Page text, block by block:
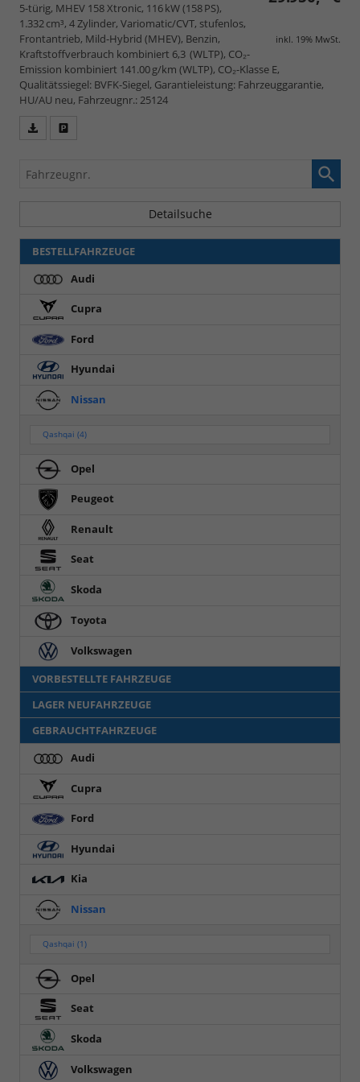
inkl. 19% MwSt.
5-türig, MHEV 158 Xtronic, 116 kW (158 PS),
1.332 cm³, 4 Zylinder, Variomatic/CVT, stufenlos,
Frontantrieb, Mild-Hybrid (MHEV), Benzin,
Kraftstoffverbrauch kombiniert 6,3 (WLTP), CO₂-
Emission kombiniert 141.00 g/km (WLTP), CO₂-Klasse E,
Qualitätssiegel: BVFK-Siegel, Garantieleistung: Fahrzeuggarantie,
HU/AU neu, Fahrzeugnr.: 25124
PDF
speichern/drucken
vergleichen
Fahrzeugnr.
Detailsuche
BESTELLFAHRZEUGE
Audi
Cupra
Ford
Hyundai
Nissan
Qashqai(4)
Opel
Peugeot
Renault
Seat
Skoda
Toyota
Volkswagen
VORBESTELLTE FAHRZEUGE
LAGER NEUFAHRZEUGE
GEBRAUCHTFAHRZEUGE
Audi
Cupra
Ford
Hyundai
Kia
Nissan
Qashqai(1)
Opel
Seat
Skoda
Volkswagen